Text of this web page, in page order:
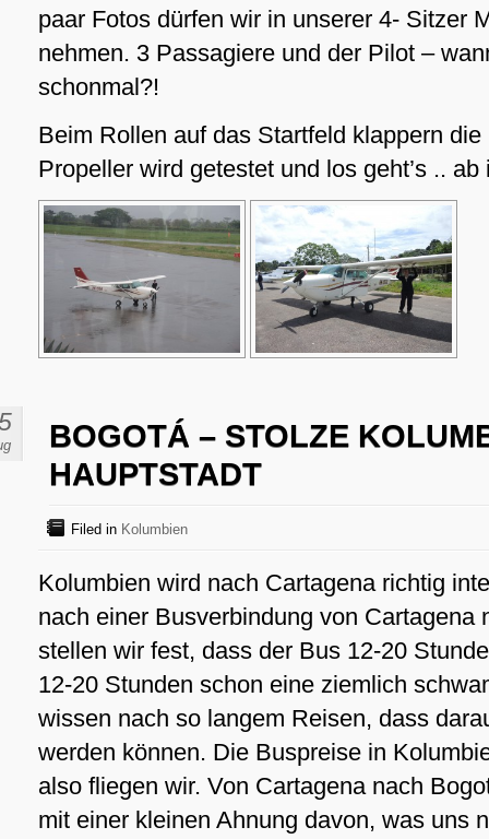
paar Fotos dürfen wir in unserer 4- Sitzer
nehmen. 3 Passagiere und der Pilot –
schonmal?!
Beim Rollen auf das Startfeld klappern
Propeller wird getestet und los geht’s .. ab
BOGOTÁ – STOLZE
HAUPTSTADT
Filed in Kolumbien
Kolumbien wird nach Cartagena richtig
nach einer Busverbindung von Cartagena
stellen wir fest, dass der Bus 12-20
12-20 Stunden schon eine ziemlich
wissen nach so langem Reisen, dass
werden können. Die Buspreise in
also fliegen wir. Von Cartagena nach
mit einer kleinen Ahnung davon, was uns